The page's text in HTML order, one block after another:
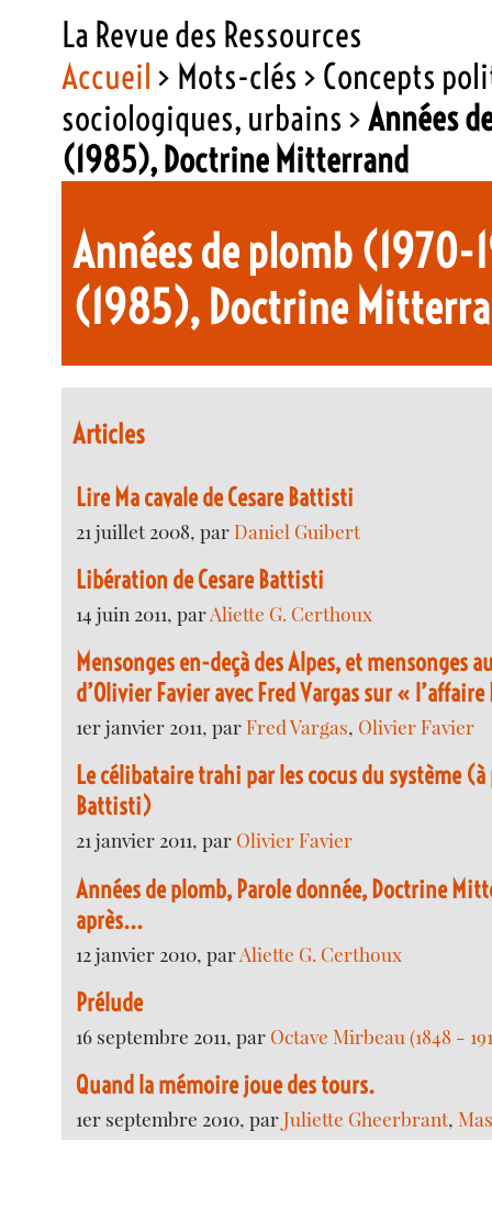
La Revue des Ressources
Accueil > Mots-clés > Concepts
sociologiques, urbains >Années
(1985), Doctrine Mitterrand
Années de plomb
(1985), Doctrine
Articles
Lire Ma cavale de Cesare Battisti
21 juillet 2008, parDaniel Guibert
Libération de Cesare Battisti
14 juin 2011, parAliette G. Certhoux
Mensonges en-deçà des Alpes, et mensonges
d’Olivier Favier avec Fred Vargas sur «
1er janvier 2011, parFred Vargas, Olivier Favier
Le célibataire trahi par les cocus du système (à
Battisti)
21 janvier 2011, par Olivier Favier
Années de plomb, Parole donnée, Doctrine
après...
12 janvier 2010, parAliette G. Certhoux
Prélude
16 septembre 2011, par Octave Mirbeau (1848 -
Quand la mémoire joue des tours.
1er septembre 2010, parJuliette Gheerbrant,